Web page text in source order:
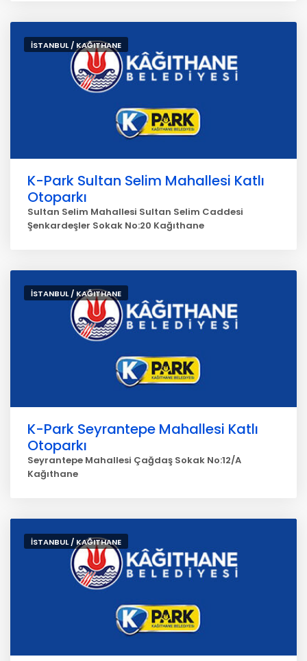
İSTANBUL / KAĞITHANE
K-Park Sultan Selim Mahallesi Katlı
Otoparkı
Sultan Selim Mahallesi Sultan Selim Caddesi
Şenkardeşler Sokak No:20 Kağıthane
İSTANBUL / KAĞITHANE
K-Park Seyrantepe Mahallesi Katlı
Otoparkı
Seyrantepe Mahallesi Çağdaş Sokak No:12/A
Kağıthane
İSTANBUL / KAĞITHANE